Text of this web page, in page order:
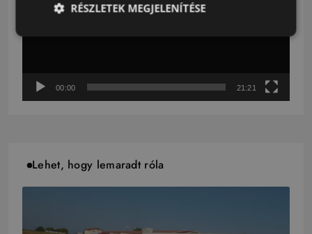
00:00 21:21
Lehet, hogy lemaradt róla
RÉSZLETEK MEGJELENÍTÉSE